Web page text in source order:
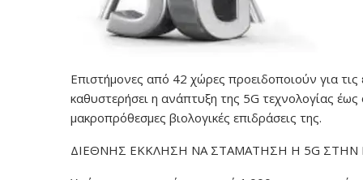
Επιστήμονες από 42 χώρες προειδοποιούν για
καθυστερήσει η ανάπτυξη της 5G τεχνολογίας
μακροπρόθεσμες βιολογικές επιδράσεις της.
ΔΙΕΘΝΗΣ ΕΚΚΛΗΣΗ ΝΑ ΣΤΑΜΑΤΗΣΗ Η 5G ΣΤΗΝ
αυτό το βίντεο θα
bee kei, bee kei 5g
bnk 5G
BNK τεχνολογία
Ηλεκτρομαγνητική Ακτινοβολία
📌Είμαστε λάτρεις της ασφαλούς
τεχνολογίας και σταθερά
προώθηση νέων τεχνολογιών
Read More